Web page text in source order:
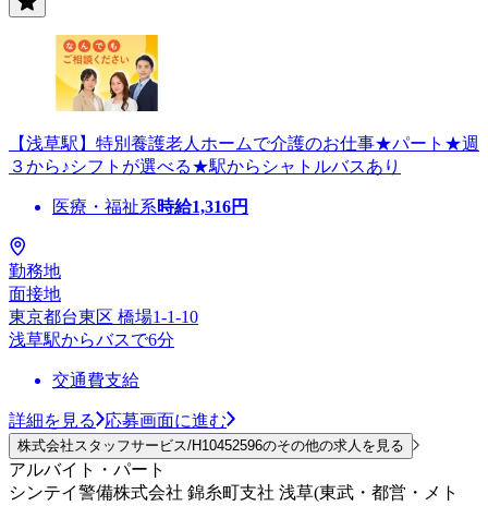
【浅草駅】特別養護老人ホームで介護のお仕事★パート★週
３から♪シフトが選べる★駅からシャトルバスあり
医療・福祉系時給1,316円
勤務地
面接地
東京都台東区 橋場1-1-10
浅草駅からバスで6分
交通費支給
詳細を見る 応募画面に進む
株式会社スタッフサービス/H10452596のその他の求人を見る
アルバイト・パート
シンテイ警備株式会社 錦糸町支社 浅草(東武・都営・メト